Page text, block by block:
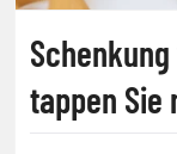
tappen Sie